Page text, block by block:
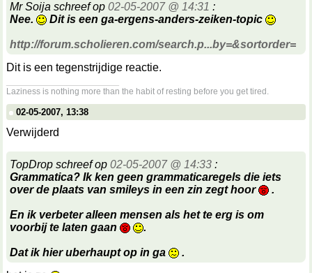
Mr Soija schreef op 02-05-2007 @ 14:31 :
Nee.
Dit is een ga-ergens-anders-zeiken-topic
http://forum.scholieren.com/search.p...by=&sortorder=
Dit is een tegenstrijdige reactie.
Laziness is nothing more than the habit of resting before you get tired.
02-05-2007, 13:38
Verwijderd
TopDrop schreef op 02-05-2007 @ 14:33 :
Grammatica? Ik ken geen grammaticaregels die iets
over de plaats van smileys in een zin zegt hoor
.
En ik verbeter alleen mensen als het te erg is om
voorbij te laten gaan
.
Dat ik hier uberhaupt op in ga
.